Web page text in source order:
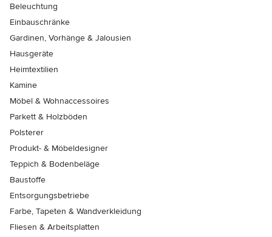
Beleuchtung
Einbauschränke
Gardinen, Vorhänge & Jalousien
Hausgeräte
Heimtextilien
Kamine
Möbel & Wohnaccessoires
Parkett & Holzböden
Polsterer
Produkt- & Möbeldesigner
Teppich & Bodenbeläge
Baustoffe
Entsorgungsbetriebe
Farbe, Tapeten & Wandverkleidung
Fliesen & Arbeitsplatten